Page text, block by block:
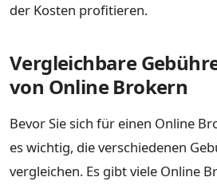
der Kosten profitieren.
Vergleichbare
von Online Brokern
Bevor Sie sich für einen Online
es wichtig, die verschiedenen
vergleichen. Es gibt viele Online